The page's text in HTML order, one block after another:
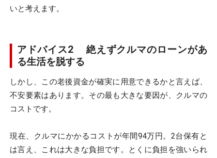
いと考えます。
アドバイス2 絶えずクルマのローンがあ
る生活を脱する
しかし、この老後資金が確実に用意できるかと言えば、
不安要素はあります。その最も大きな要因が、クルマの
コストです。
現在、クルマにかかるコストが年間94万円。2台保有と
は言え、これは大きな負担です。とくに負担を強いられ